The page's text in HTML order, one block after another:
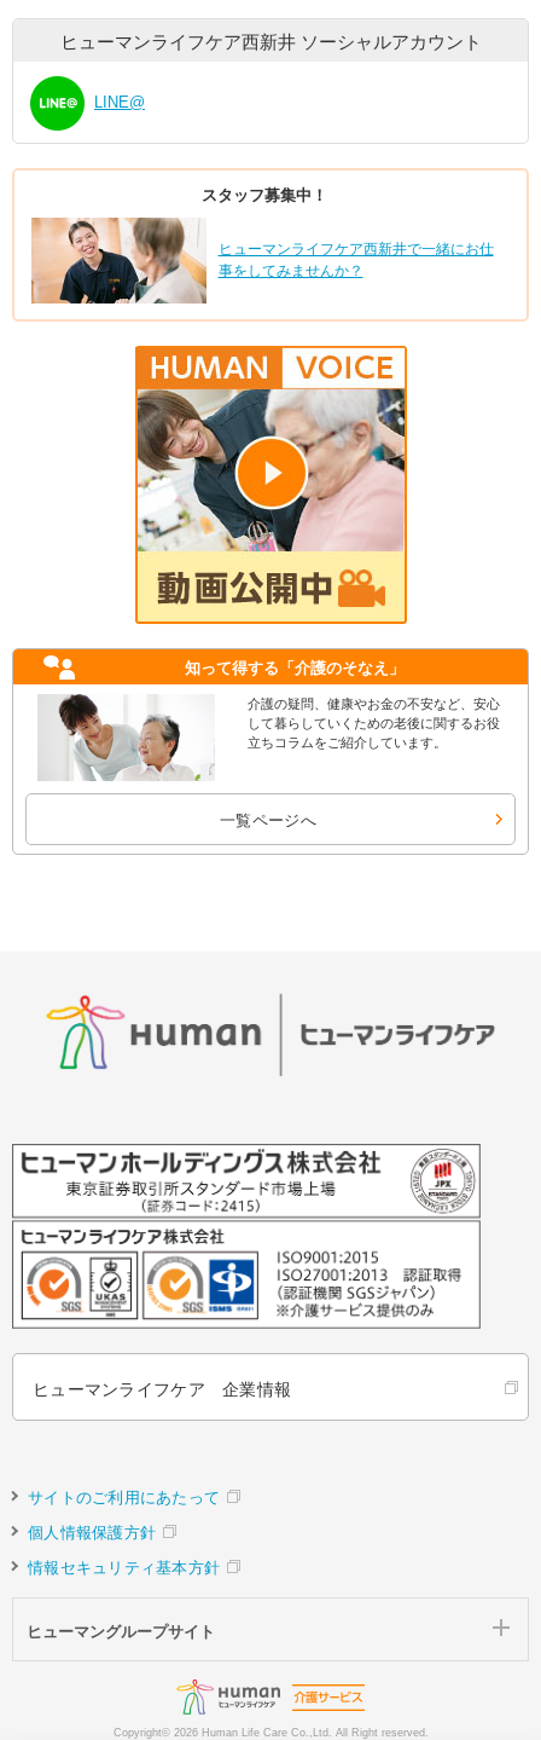
ヒューマンライフケア西新井 ソーシャルアカウント
LINE@
スタッフ募集中！
ヒューマンライフケア西新井で一緒にお仕
事をしてみませんか？
知って得する 「介護のそなえ」
介護の疑問、健康やお金の不安など、安心
して暮らしていくための老後に関するお役
立ちコラムをご紹介しています。
一覧ページへ
ヒューマンライフケア 企業情報
サイトのご利用にあたって
個人情報保護方針
情報セキュリティ基本方針
ヒューマングループサイト
Copyright© 2026 Human Life Care Co.,Ltd. All Right reserved.